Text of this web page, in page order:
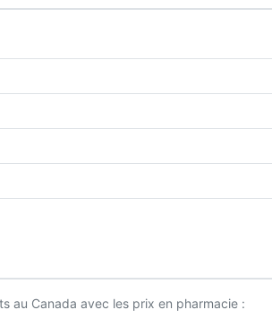
au Canada avec les prix en pharmacie :